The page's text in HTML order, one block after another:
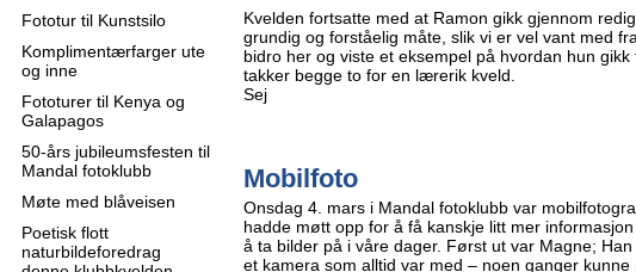
Fototur til Kunstsilo
Komplimentærfarger ute
og inne
Fototurer til Kenya og
Galapagos
50-års jubileumsfesten til
Mandal fotoklubb
Møte med blåveisen
Poetisk flott
naturbildeforedrag
Kvelden fortsatte med at Ramon gikk gjennom
grundig og forståelig måte, slik vi er vel vant med
bidro her og viste et eksempel på hvordan hun
takker begge to for en lærerik kveld.
Sej
Mobilfoto
Onsdag 4. mars i Mandal fotoklubb var
hadde møtt opp for å få kanskje litt mer
å ta bilder på i våre dager. Først ut var Magne;
et kamera som alltid var med – noen ganger